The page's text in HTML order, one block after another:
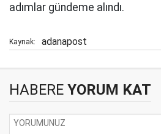
adımlar gündeme alındı.
Kaynak: adanapost
HABERE YORUM KAT